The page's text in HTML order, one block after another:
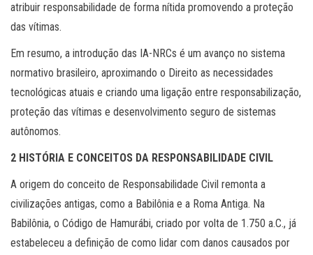
atribuir responsabilidade de forma nítida promovendo a proteção
das vítimas.
Em resumo, a introdução das IA-NRCs é um avanço no sistema
normativo brasileiro, aproximando o Direito as necessidades
tecnológicas atuais e criando uma ligação entre responsabilização,
proteção das vítimas e desenvolvimento seguro de sistemas
autônomos.
2 HISTÓRIA E CONCEITOS DA RESPONSABILIDADE CIVIL
A origem do conceito de Responsabilidade Civil remonta a
civilizações antigas, como a Babilônia e a Roma Antiga. Na
Babilônia, o Código de Hamurábi, criado por volta de 1.750 a.C., já
estabeleceu a definição de como lidar com danos causados por